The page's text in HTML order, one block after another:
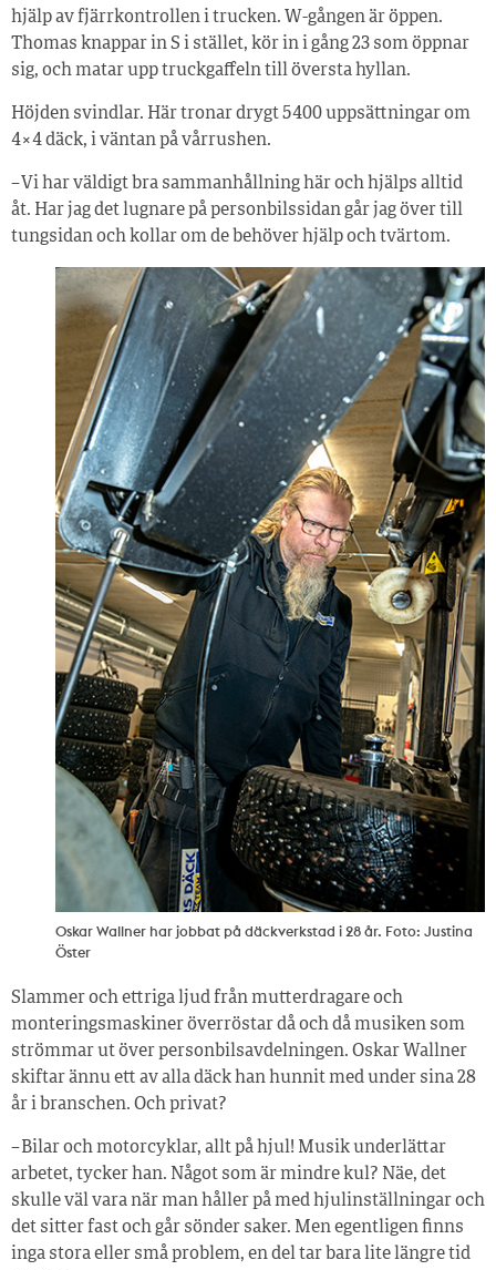
hjälp av fjärrkontrollen i trucken. W-gången är öppen.
Thomas knappar in S i stället, kör in i gång 23 som öppnar
sig, och matar upp truckgaffeln till översta hyllan.
Höjden svindlar. Här tronar drygt 5 400 uppsättningar om
4×4 däck, i väntan på vårrushen.
– Vi har väldigt bra sammanhållning här och hjälps alltid
åt. Har jag det lugnare på personbilssidan går jag över till
tungsidan och kollar om de behöver hjälp och tvärtom.
Oskar Wallner har jobbat på däckverkstad i 28 år. Foto: Justina
Öster
Slammer och ettriga ljud från mutterdragare och
monteringsmaskiner överröstar då och då musiken som
strömmar ut över personbilsavdelningen. Oskar Wallner
skiftar ännu ett av alla däck han hunnit med under sina 28
år i branschen. Och privat?
– Bilar och motorcyklar, allt på hjul! Musik underlättar
arbetet, tycker han. Något som är mindre kul? Näe, det
skulle väl vara när man håller på med hjulinställningar och
det sitter fast och går sönder saker. Men egentligen finns
inga stora eller små problem, en del tar bara lite längre tid